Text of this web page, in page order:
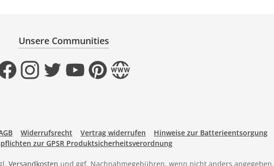
Unsere Communities
InstagramTwitterYouTubePinterestWebsite
Widerrufsrecht Vertrag widerrufen Hinweise zur Batterieentsorgung
zur GPSR Produktsicherheitsverordnung
Versandkosten und ggf. Nachnahmegebühren, wenn nicht anders angegeben.